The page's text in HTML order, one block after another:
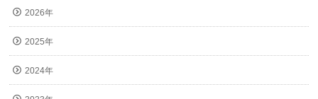
2026年
2025年
2024年